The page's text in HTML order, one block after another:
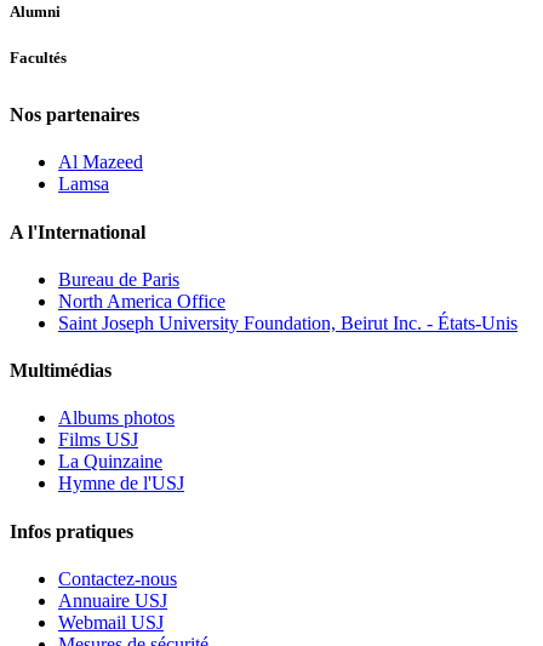
Alumni
Facultés
Nos partenaires
Al Mazeed
Lamsa
A l'International
Bureau de Paris
North America Office
Saint Joseph University Foundation, Beirut Inc. - États-Unis
Multimédias
Albums photos
Films USJ
La Quinzaine
Hymne de l'USJ
Infos pratiques
Contactez-nous
Annuaire USJ
Webmail USJ